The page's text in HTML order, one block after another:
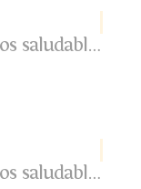
Promoción de hábitos saludables.Depende de ti.
Promoción de hábitos saludables. Depende de ti.